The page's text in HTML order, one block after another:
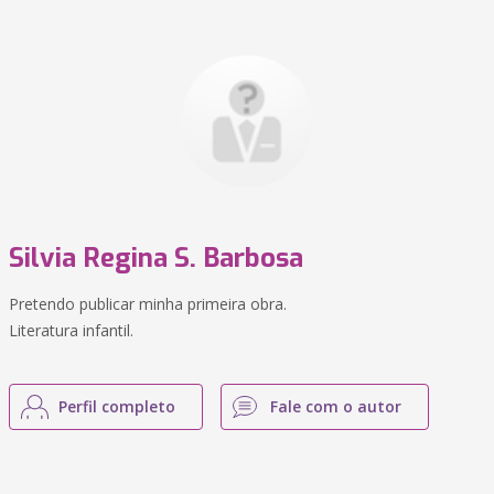
Silvia Regina S. Barbosa
Pretendo publicar minha primeira obra.
Literatura infantil.
Perfil completo Fale com o autor